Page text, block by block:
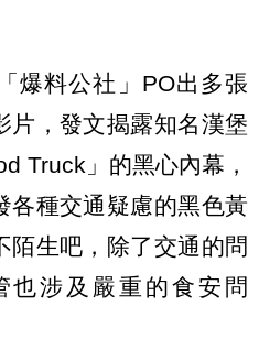
爆料公社」PO出多張
片，發文揭露知名漢堡
Truck」的黑心內幕，
各種交通疑慮的黑色黃
陌生吧，除了交通的問
也涉及嚴重的食安問